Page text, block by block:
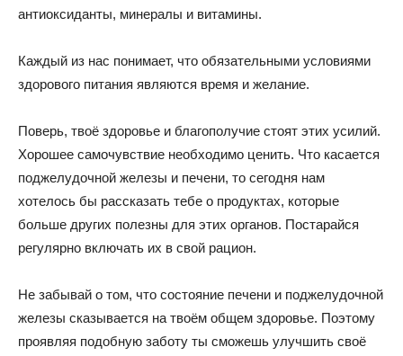
антиоксиданты, минералы и витамины.
Каждый из нас понимает, что обязательными условиями
здорового питания являются время и желание.
Поверь, твоё здоровье и благополучие стоят этих усилий.
Хорошее самочувствие необходимо ценить. Что касается
поджелудочной железы и печени, то сегодня нам
хотелось бы рассказать тебе о продуктах, которые
больше других полезны для этих органов. Постарайся
регулярно включать их в свой рацион.
Не забывай о том, что состояние печени и поджелудочной
железы сказывается на твоём общем здоровье. Поэтому
проявляя подобную заботу ты сможешь улучшить своё